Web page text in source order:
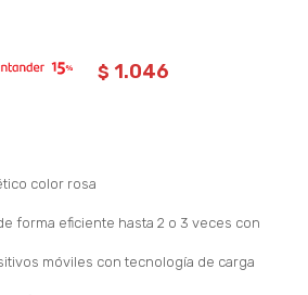
$ 1.046
color rosa
forma eficiente hasta 2 o 3 veces con
móviles con tecnología de carga